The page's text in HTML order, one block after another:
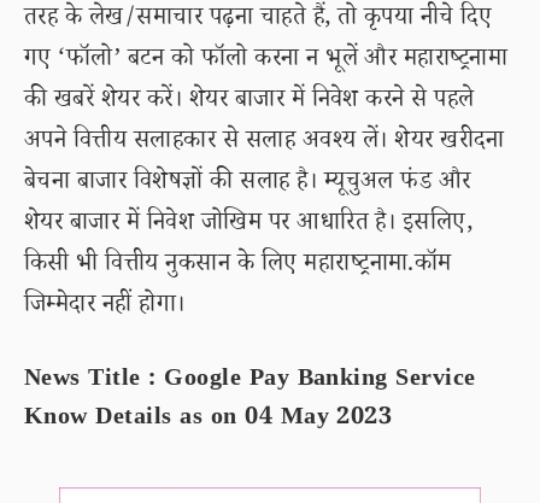
तरह के लेख/समाचार पढ़ना चाहते हैं, तो कृपया नीचे दिए
गए ‘फॉलो’ बटन को फॉलो करना न भूलें और महाराष्ट्रनामा
की खबरें शेयर करें। शेयर बाजार में निवेश करने से पहले
अपने वित्तीय सलाहकार से सलाह अवश्य लें। शेयर खरीदना
बेचना बाजार विशेषज्ञों की सलाह है। म्यूचुअल फंड और
शेयर बाजार में निवेश जोखिम पर आधारित है। इसलिए,
किसी भी वित्तीय नुकसान के लिए महाराष्ट्रनामा.कॉम
जिम्मेदार नहीं होगा।
News Title : Google Pay Banking Service
Know Details as on 04 May 2023